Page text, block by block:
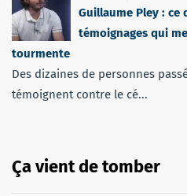
Guillaume Pley : ce
témoignages qui
tourmente
Des dizaines de personnes
témoignent contre le cé...
Ça vient de tomber